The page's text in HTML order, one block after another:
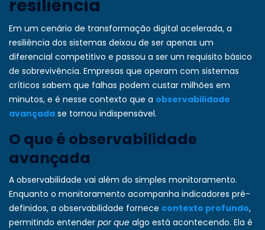
resiliência
Em um cenário de transformação digital acelerada, a
resiliência dos sistemas deixou de ser apenas um
diferencial competitivo e passou a ser um requisito básico
de sobrevivência. Empresas que operam com sistemas
críticos sabem que falhas podem custar milhões em
minutos, e é nesse contexto que a observabilidade
avançada se tornou indispensável.
O que é observabilidade
avançada
A observabilidade vai além do simples monitoramento.
Enquanto o monitoramento acompanha indicadores pré-
definidos, a observabilidade fornece contexto profundo,
permitindo entender por que algo está acontecendo. Ela é